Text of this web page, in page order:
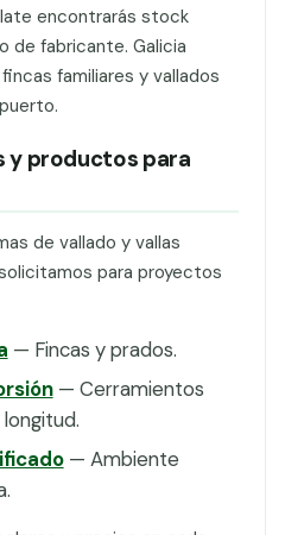
encontrarás stock
de fabricante. Galicia
familiares y vallados
y productos para
de vallado y vallas
para proyectos
— Fincas y prados.
— Cerramientos
— Ambiente